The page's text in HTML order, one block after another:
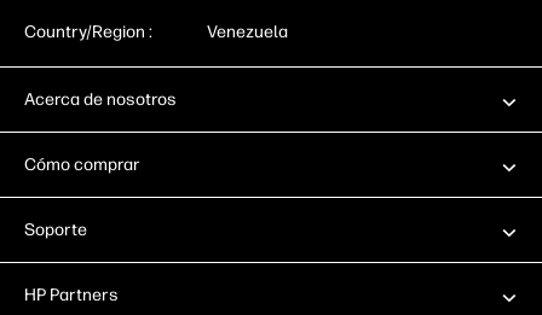
Country/Region : Venezuela
Acerca de nosotros
Cómo comprar
Soporte
HP Partners